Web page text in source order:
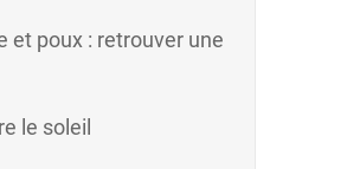
et poux : retrouver une
le soleil